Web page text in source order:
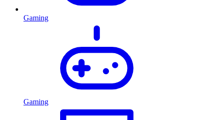
Gaming
Gaming